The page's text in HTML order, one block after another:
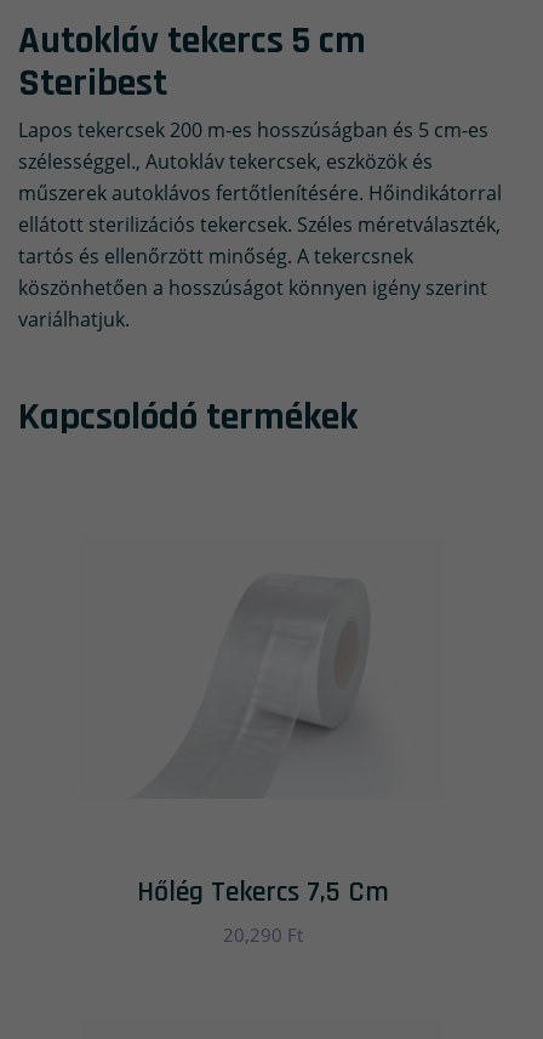
Autokláv tekercs 5 cm
Steribest
Lapos tekercsek 200 m-es hosszúságban és 5 cm-es
szélességgel., Autokláv tekercsek, eszközök és
műszerek autoklávos fertőtlenítésére. Hőindikátorral
ellátott sterilizációs tekercsek. Széles méretválaszték,
tartós és ellenőrzött minőség. A tekercsnek
köszönhetően a hosszúságot könnyen igény szerint
variálhatjuk.
Kapcsolódó termékek
Hőlég Tekercs 7,5 Cm
20,290 Ft